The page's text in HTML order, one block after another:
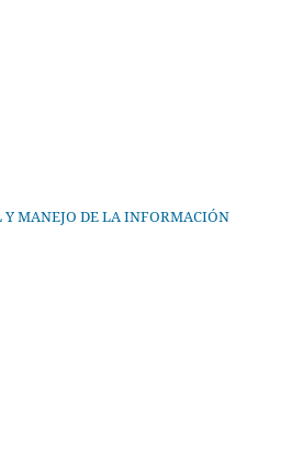
MANEJO DE LA INFORMACIÓN